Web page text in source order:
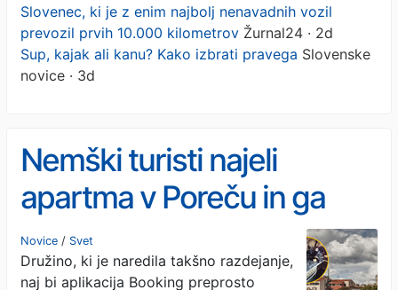
Slovenec, ki je z enim najbolj nenavadnih vozil
prevozil prvih 10.000 kilometrov Žurnal24 · 2d
Sup, kajak ali kanu? Kako izbrati pravega Slovenske
novice · 3d
Nemški turisti najeli
apartma v Poreču in ga
povsem uničili: lastnik v
šoku, posnetki so grozljivi
Novice / Svet
Družino, ki je naredila takšno razdejanje,
naj bi aplikacija Booking preprosto